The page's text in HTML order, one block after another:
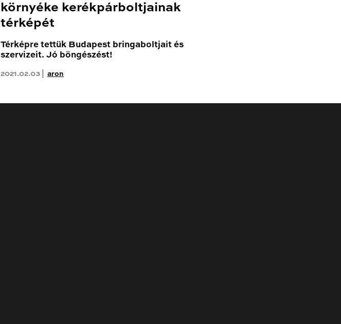
környéke kerékpárboltjainak
térképét
Térképre tettük Budapest bringaboltjait és
szervizeit. Jó böngészést!
2021.02.03 | aron